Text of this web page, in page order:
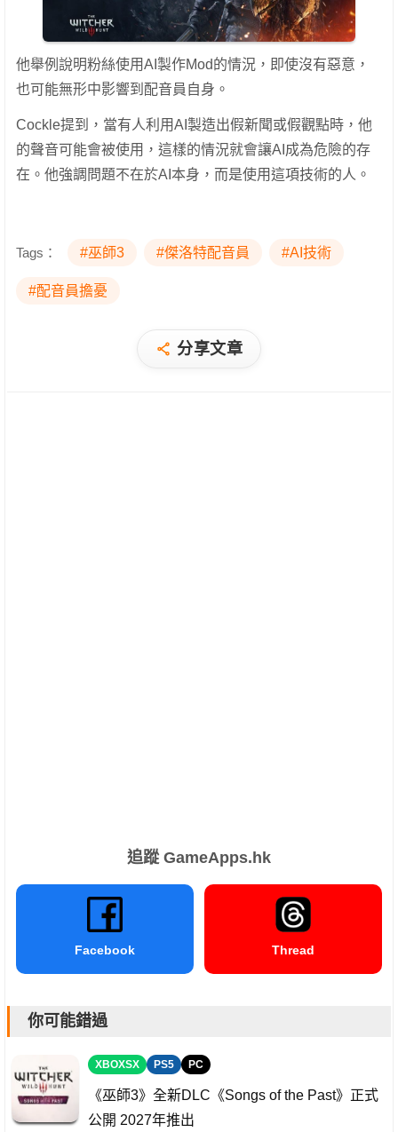
他舉例說明粉絲使用AI製作Mod的情況，即使沒有惡意，
也可能無形中影響到配音員自身。
Cockle提到，當有人利用AI製造出假新聞或假觀點時，他
的聲音可能會被使用，這樣的情況就會讓AI成為危險的存
在。他強調問題不在於AI本身，而是使用這項技術的人。
Tags： #巫師3 #傑洛特配音員 #AI技術
#配音員擔憂
分享文章
追蹤 GameApps.hk
Facebook Thread
你可能錯過
XBOXSX PS5 PC
《巫師3》全新DLC《Songs of the Past》正式
公開 2027年推出